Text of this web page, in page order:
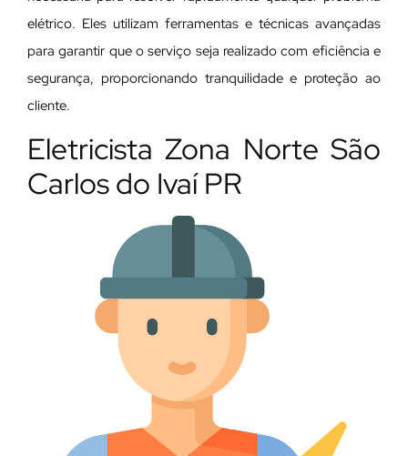
elétrico. Eles utilizam ferramentas e técnicas avançadas
para garantir que o serviço seja realizado com eficiência e
segurança, proporcionando tranquilidade e proteção ao
cliente.
Eletricista Zona Norte São
Carlos do Ivaí PR